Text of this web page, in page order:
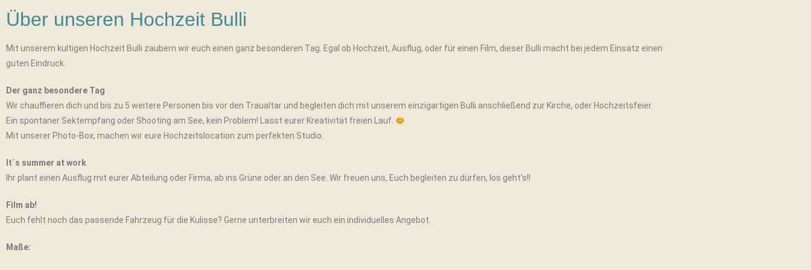
Über unseren Hochzeit Bulli
Mit unserem kultigen Hochzeit Bulli zaubern wir euch einen ganz besonderen Tag. Egal ob Hochzeit, Ausflug, oder für einen Film, dieser Bulli macht bei jedem Einsatz einen
guten Eindruck.
Der ganz besondere Tag
Wir chauffieren dich und bis zu 5 weitere Personen bis vor den Traualtar und begleiten dich mit unserem einzigartigen Bulli anschließend zur Kirche, oder Hochzeitsfeier.
Ein spontaner Sektempfang oder Shooting am See, kein Problem! Lasst eurer Kreativität freien Lauf.
Mit unserer Photo-Box, machen wir eure Hochzeitslocation zum perfekten Studio.
It´s summer at work
Ihr plant einen Ausflug mit eurer Abteilung oder Firma, ab ins Grüne oder an den See. Wir freuen uns, Euch begleiten zu dürfen, los geht’s!!
Film ab!
Euch fehlt noch das passende Fahrzeug für die Kulisse? Gerne unterbreiten wir euch ein individuelles Angebot.
Maße: